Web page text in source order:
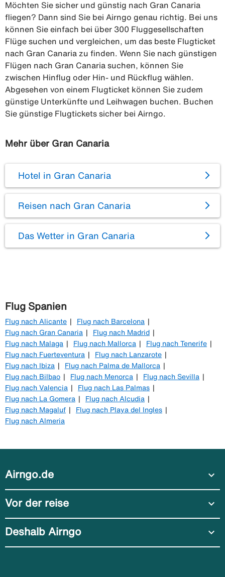
Möchten Sie sicher und günstig nach Gran Canaria
fliegen? Dann sind Sie bei Airngo genau richtig. Bei uns
können Sie einfach bei über 300 Fluggesellschaften
Flüge suchen und vergleichen, um das beste Flugticket
nach Gran Canaria zu finden. Wenn Sie nach günstigen
Flügen nach Gran Canaria suchen, können Sie
zwischen Hinflug oder Hin- und Rückflug wählen.
Abgesehen von einem Flugticket können Sie zudem
günstige Unterkünfte und Leihwagen buchen. Buchen
Sie günstige Flugtickets sicher bei Airngo.
Mehr über Gran Canaria
Hotel in Gran Canaria
Reisen nach Gran Canaria
Das Wetter in Gran Canaria
Flug Spanien
Flug nach Alicante
Flug nach Barcelona
Flug nach Gran Canaria
Flug nach Madrid
Flug nach Malaga
Flug nach Mallorca
Flug nach Tenerife
Flug nach Fuerteventura
Flug nach Lanzarote
Flug nach Ibiza
Flug nach Palma de Mallorca
Flug nach Bilbao
Flug nach Menorca
Flug nach Sevilla
Flug nach Valencia
Flug nach Las Palmas
Flug nach La Gomera
Flug nach Alcudia
Flug nach Magaluf
Flug nach Playa del Ingles
Flug nach Almeria
Airngo.de expand_more
Vor der reise expand_more
Deshalb Airngo expand_more